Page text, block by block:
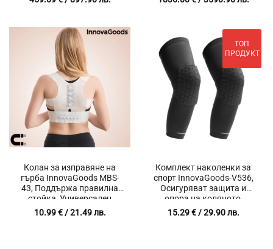
Колан за изправяне на
гърба InnovaGoods MBS-
43, Поддържа правилна
стойка, Универсален
размер, Еластичен, 12
магнити, Бял/Бежов, Тегло
10.99€/ 21.49 лв.
Комплект наколенки за
спорт InnovaGoods-V536,
Осигуряват защита и
опора на коляното,
Подобряват
кръвообращението,
15.29€/ 29.90 лв.
ТОП
ПРОДУКТ